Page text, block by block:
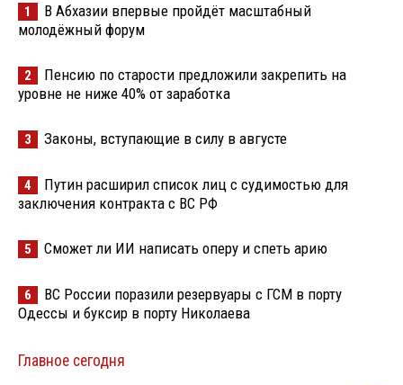
1
В Абхазии впервые пройдёт масштабный
молодёжный форум
2
Пенсию по старости предложили закрепить на
уровне не ниже 40% от заработка
3 Законы, вступающие в силу в августе
4
Путин расширил список лиц с судимостью для
заключения контракта с ВС РФ
5 Сможет ли ИИ написать оперу и спеть арию
6
ВС России поразили резервуары с ГСМ в порту
Одессы и буксир в порту Николаева
Главное сегодня